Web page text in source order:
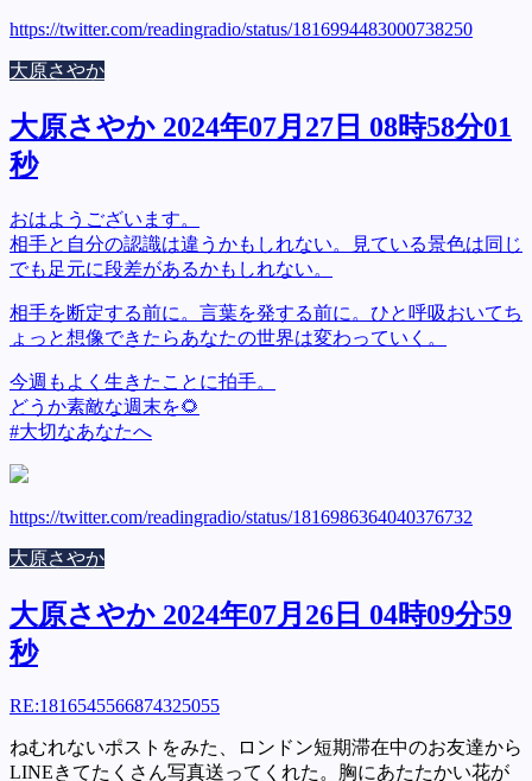
https://twitter.com/readingradio/status/1816994483000738250
大原さやか
大原さやか 2024年07月27日 08時58分01
秒
おはようございます。
相手と自分の認識は違うかもしれない。見ている景色は同じ
でも足元に段差があるかもしれない。
相手を断定する前に。言葉を発する前に。ひと呼吸おいてち
ょっと想像できたらあなたの世界は変わっていく。
今週もよく生きたことに拍手。
どうか素敵な週末を🌻
#大切なあなたへ
https://twitter.com/readingradio/status/1816986364040376732
大原さやか
大原さやか 2024年07月26日 04時09分59
秒
RE:1816545566874325055
ねむれないポストをみた、ロンドン短期滞在中のお友達から
LINEきてたくさん写真送ってくれた。胸にあたたかい花が